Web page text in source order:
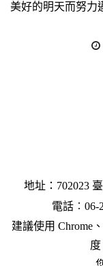
美好的明天而努力
地址：702023
電話︰06-
建議使用 Chrome